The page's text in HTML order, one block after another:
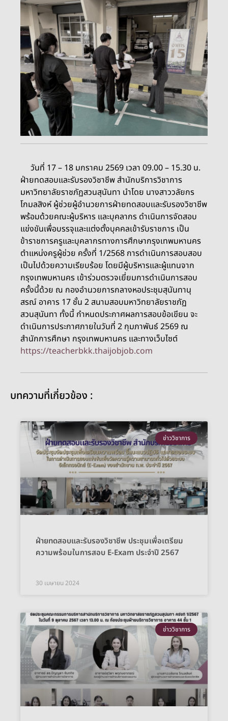
วันที่ 17 – 18 มกราคม 2569 เวลา 09.00 – 15.30 น.
ฝ่ายทดสอบและรับรองวิชาชีพ สำนักบริการวิชาการ
มหาวิทยาลัยราชภัฏสวนสุนันทา นำโดย นางสาววลัยกร
โกมลสิงห์ ผู้ช่วยผู้อำนวยการฝ่ายทดสอบและรับรองวิชาชีพ
พร้อมด้วยคณะผู้บริหาร และบุคลากร ดำเนินการจัดสอบ
แข่งขันเพื่อบรรจุและแต่งตั้งบุคคลเข้ารับราชการ เป็น
ข้าราชการครูและบุคลากรทางการศึกษากรุงเทพมหานคร
ตำแหน่งครูผู้ช่วย ครั้งที่ 1/2568 การดำเนินการสอบสอบ
เป็นไปด้วยความเรียบร้อย โดยมีผู้บริหารและผู้แทนจาก
กรุงเทพมหานคร เข้าร่วมตรวจเยี่ยมการดำเนินการสอบ
ครั้งนี้ด้วย ณ กองอำนวยการกลางหอประชุมสุนันทานุ
สรณ์ อาคาร 17 ชั้น 2 สนามสอบมหาวิทยาลัยราชภัฏ
สวนสุนันทา ทั้งนี้ กำหนดประกาศผลการสอบข้อเขียน จะ
ดำเนินการประกาศภายในวันที่ 2 กุมภาพันธ์ 2569 ณ
สำนักการศึกษา กรุงเทพมหานคร และทางเว็บไซต์
https://teacherbkk.thaijobjob.com
บทความที่เกี่ยวข้อง :
ข่าววิชาการ
ฝ่ายทดสอบและรับรองวิชาชีพ ประชุมเพื่อเตรียม
ความพร้อมในการสอบ E-Exam ประจำปี 2567
30 เมษายน 2024
ข่าววิชาการ